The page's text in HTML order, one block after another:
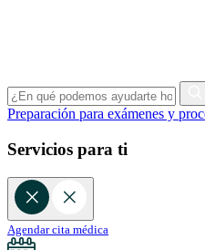
Preparación para exámenes y
Servicios para ti
Agendar cita médica